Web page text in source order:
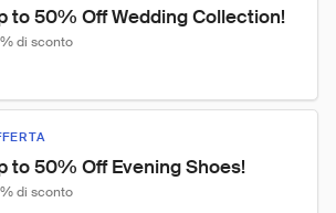
to 50% Off Wedding Collection!
di sconto
to 50% Off Evening Shoes!
di sconto